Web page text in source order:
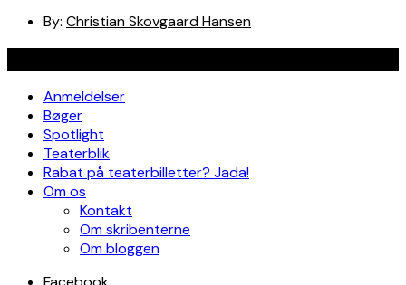
By: Christian Skovgaard Hansen
Anmeldelser
Bøger
Spotlight
Teaterblik
Rabat på teaterbilletter? Jada!
Om os
Kontakt
Om skribenterne
Om bloggen